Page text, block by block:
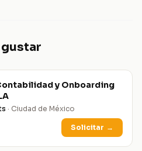
y Onboarding
· Ciudad de México
Solicitar →